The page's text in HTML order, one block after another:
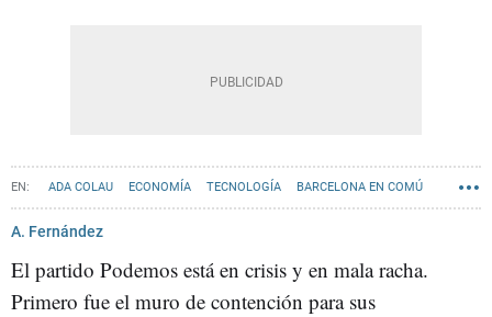
ADA COLAU ECONOMÍA TECNOLOGÍA BARCELONA EN COMÚ
A. Fernández
El partido Podemos está en crisis y en mala racha.
Primero fue el muro de contención para sus